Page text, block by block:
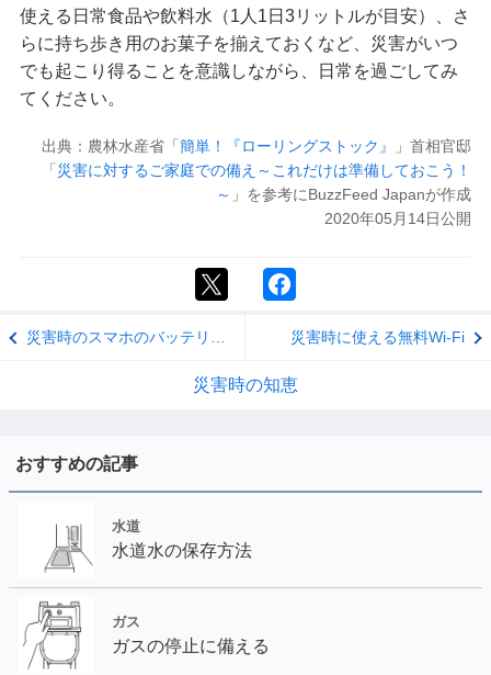
使える日常食品や飲料水（1人1日3リットルが目安）、さ
らに持ち歩き用のお菓子を揃えておくなど、災害がいつ
でも起こり得ることを意識しながら、日常を過ごしてみ
てください。
出典：農林水産省「 簡単！『ローリングストック』
」首相官邸
「 災害に対するご家庭での備え～これだけは準備しておこう！
～ 」を参考にBuzzFeed Japanが作成
2020年05月14日公開
災害時のスマホのバッテリー節約テクニックとスマホ利用法 災害時に使える無料Wi-Fi
災害時の知恵
おすすめの記事
水道
水道水の保存方法
ガス
ガスの停止に備える